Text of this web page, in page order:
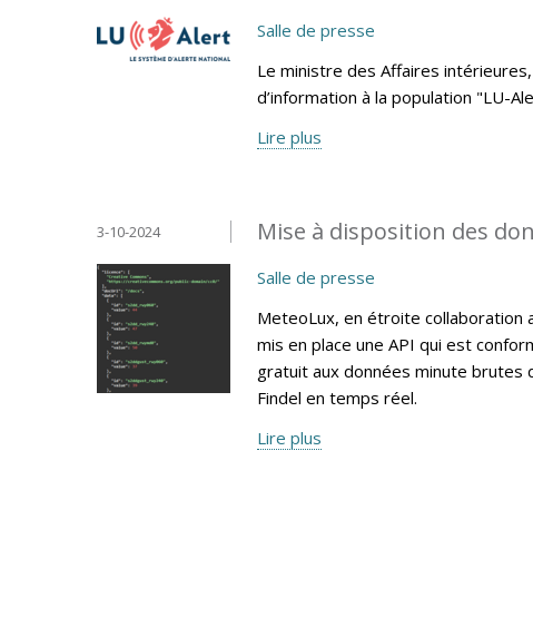
Salle de presse
Le ministre des Affaires
d’information à la population "LU-
Lire plus
Mise à disposition des
3-10-2024
Salle de presse
MeteoLux, en étroite collaboration
mis en place une API qui est
gratuit aux données minute brutes
Findel en temps réel.
Lire plus